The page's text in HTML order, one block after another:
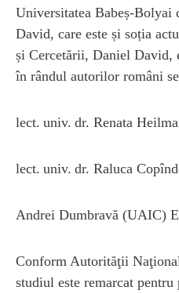
Universitatea Babeș-Bolyai
David, care este și soția
și Cercetării, Daniel David,
în rândul autorilor români
lect. univ. dr. Renata
lect. univ. dr. Raluca
Andrei Dumbravă (UAIC)
Conform Autorităţii
studiul este remarcat